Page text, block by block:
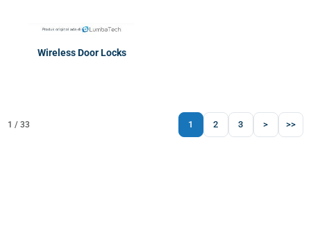
Wireless Door Locks
1 / 33 1 2 3 > >>